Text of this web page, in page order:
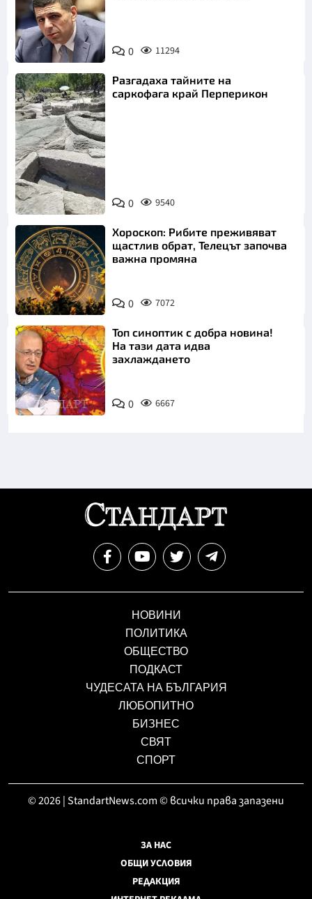
0 11294
Снимка:
Bulgaria ON
AIR
Разгадаха тайните на
саркофага край Перперикон
0 9540
Хороскоп: Рибите преживяват
щастлив обрат, Телецът започва
важна промяна
0 7072
Топ синоптик с добра новина!
На тази дата идва
захлаждането
0 6667
НОВИНИ
ПОЛИТИКА
ОБЩЕСТВО
ПОДКАСТ
ЧУДЕСАТА НА БЪЛГАРИЯ
ЛЮБОПИТНО
БИЗНЕС
СВЯТ
СПОРТ
© 2026 | StandartNews.com © всички права запазени
ЗА НАС
ОБЩИ УСЛОВИЯ
РЕДАКЦИЯ